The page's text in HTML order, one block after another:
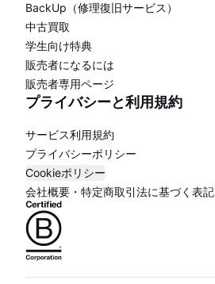
BackUp（修理復旧サービス）
中古買取
学生向け特典
販売者になるには
販売者専用ページ
プライバシーと利用規約
サービス利用規約
プライバシーポリシー
Cookieポリシー
会社概要・特定商取引法に基づく表記